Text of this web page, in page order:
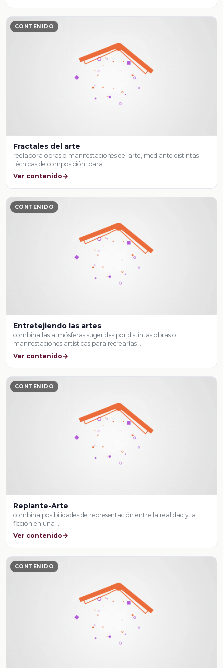
CONTENIDO
Fractales del arte
reelabora obras o manifestaciones del arte, mediante distintas
técnicas de composición, para …
Ver contenido
CONTENIDO
Entretejiendo las artes
combina las atmósferas sugeridas por distintas obras o
manifestaciones artísticas para recrearlas …
Ver contenido
CONTENIDO
Replante-Arte
combina posibilidades de representación entre la realidad y la
ficción en una …
Ver contenido
CONTENIDO